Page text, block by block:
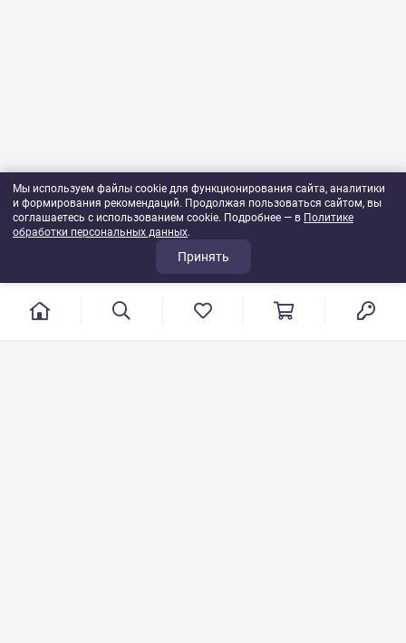
Мы используем файлы cookie для функционирования сайта, аналитики
и формирования рекомендаций. Продолжая пользоваться сайтом, вы
соглашаетесь с использованием cookie. Подробнее — в Политике
обработки персональных данных.
Принять